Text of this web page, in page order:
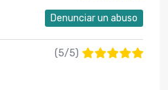
Denunciar un abuso
(5/5)